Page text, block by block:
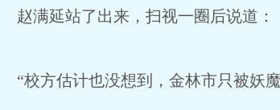
赵满延站了出来，扫视一圈后说道：
“校方估计也没想到，金林市只被妖